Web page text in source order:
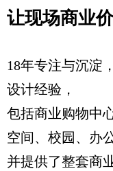
让现场商业
18年专注与沉淀
设计经验，
包括商业购物中
空间、校园、办
并提供了整套商